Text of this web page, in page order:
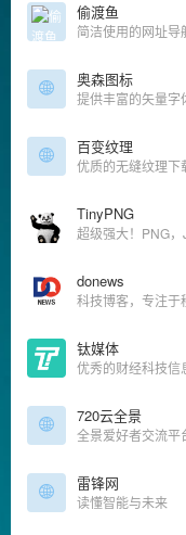
偷渡鱼
简洁使用的网址导
奥森图标
提供丰富的矢量字
百变纹理
TinyPNG
超级强大！PNG
donews
科技博客，专注于
钛媒体
优秀的财经科技信
720云全景
全景爱好者交流平
雷锋网
读懂智能与未来